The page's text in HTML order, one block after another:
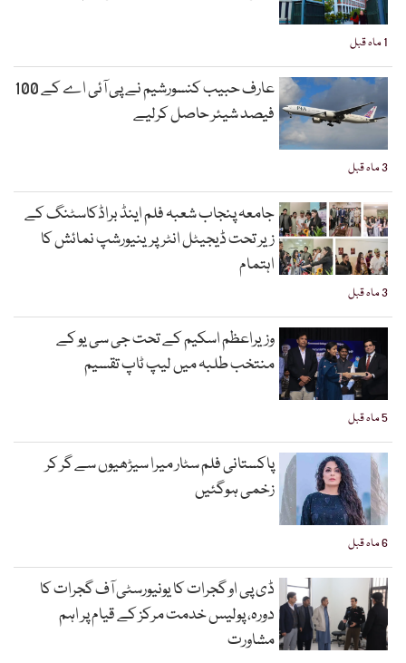
1 ماہ قبل
3 ماہ قبل
عارف حبیب کنسورشیم نے پی آئی اے کے 100
فیصد شیئر حاصل کرلیے
3 ماہ قبل
جامعہ پنجاب شعبہ فلم اینڈ براڈکاسٹنگ کے
زیر تحت ڈیجیٹل انٹرپرینیورشپ نمائش کا
اہتمام
5 ماہ قبل
وزیراعظم اسکیم کے تحت جی سی یو کے
منتخب طلبہ میں لیپ ٹاپ تقسیم
6 ماہ قبل
پاکستانی فلم سٹار میرا سیڑھیوں سے گر کر
زخمی ہوگئیں
ڈی پی او گجرات کا یونیورسٹی آف گجرات کا
دورہ، پولیس خدمت مرکز کے قیام پر اہم
مشاورت